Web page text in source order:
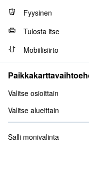
Fyysinen
Tulosta itse
Mobiilisiirto
Valitse osioittain
Valitse alueittain
Salli monivalinta